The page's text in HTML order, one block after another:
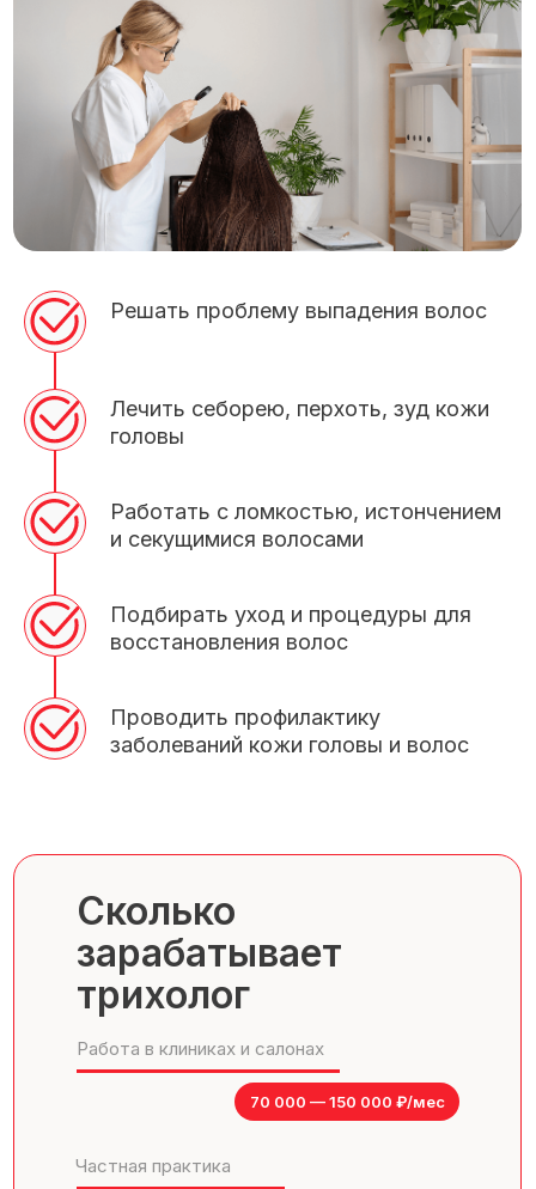
Решать проблему выпадения волос
Лечить себорею, перхоть, зуд кожи
головы
Работать с ломкостью, истончением
и секущимися волосами
Подбирать уход и процедуры для
восстановления волос
Проводить профилактику
заболеваний кожи головы и волос
Сколько
зарабатывает
трихолог
Работа в клиниках и салонах
70 000 — 150 000 ₽/мес
Частная практика